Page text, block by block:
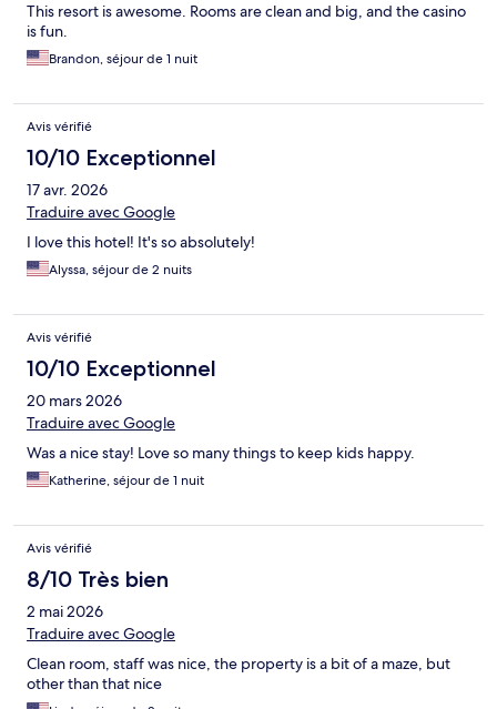
This resort is awesome. Rooms are clean and big, and the casino
is fun.
Brandon, séjour de 1 nuit
Avis vérifié
10/10 Exceptionnel
17 avr. 2026
Traduire avec Google
I love this hotel! It's so absolutely!
Alyssa, séjour de 2 nuits
Avis vérifié
10/10 Exceptionnel
20 mars 2026
Traduire avec Google
Was a nice stay! Love so many things to keep kids happy.
Katherine, séjour de 1 nuit
Avis vérifié
8/10 Très bien
2 mai 2026
Traduire avec Google
Clean room, staff was nice, the property is a bit of a maze, but
other than that nice